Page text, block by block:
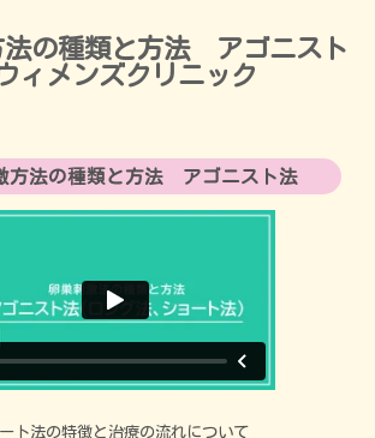
法の種類と方法 アゴニスト
メンズクリニック
方法の種類と方法 アゴニスト法
ト法の特徴と治療の流れについて